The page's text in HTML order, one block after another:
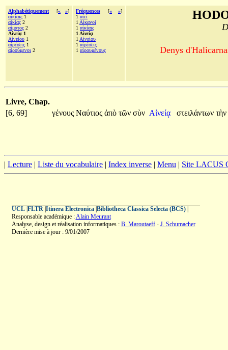
Alphabétiquement [« »]
αἰκίαις 1
αἰκίας 2
αἵματος 2
Αἰνείᾳ 1
Αἰνείου 1
αἱρέσεις 1
αἱρούμενοι 2
Fréquences [« »]
1 αἰεί
1 Αἰκανοί
1 αἰκίαις
1 Αἰνείᾳ
1 Αἰνείου
1 αἱρέσεις
1 αἱρουμένους Denys
Livre, Chap.
[6, 69]
γένους Ναύτιος ἀπὸ τῶν σὺν Αἰνείᾳ στειλάντων τὴν
| Lecture | Liste du vocabulaire | Index inverse | Menu | Site LACUS
UCL| FLTR| Itinera Electronica| Bibliotheca Classica Selecta (BCS)|
Responsable académique :Alain Meurant
Analyse, design et réalisation informatiques : B. Maroutaeff- J. Schumacher
Dernière mise à jour : 9/01/2007